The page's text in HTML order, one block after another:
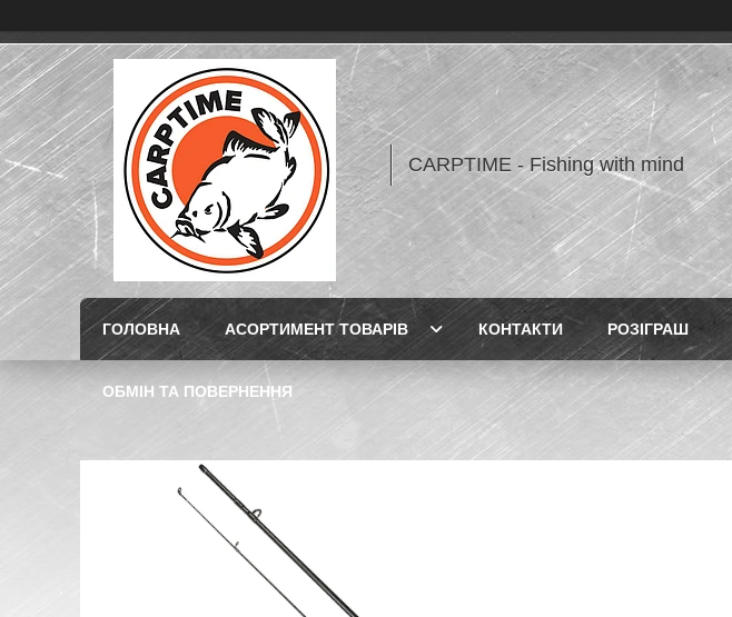
CARPTIME - Fishing with mind
ГОЛОВНА АСОРТИМЕНТ ТОВАРІВ КОНТАКТИ РОЗІГРАШ
ОБМІН ТА ПОВЕРНЕННЯ